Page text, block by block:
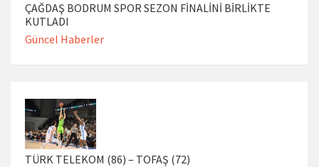
ÇAĞDAŞ BODRUM SPOR SEZON FİNALİNİ BİRLİKTE
KUTLADI
Güncel Haberler
TÜRK TELEKOM (86) – TOFAŞ (72)